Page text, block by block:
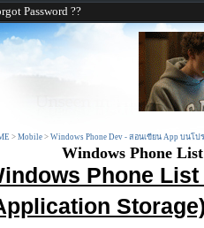
Password ??
> Mobile > Windows Phone Dev - สอนเขียน App บนโป
Windows Phone
Phone